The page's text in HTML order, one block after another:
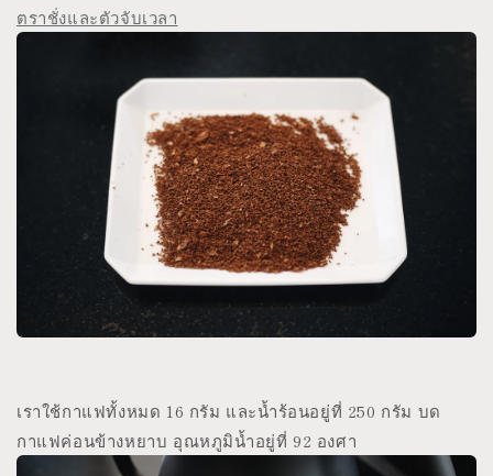
ตราชั่งและตัวจับเวลา
เราใช้กาแฟทั้งหมด 16 กรัม และน้ำร้อนอยู่ที่ 250 กรัม บด
กาแฟค่อนข้างหยาบ อุณหภูมิน้ำอยู่ที่ 92 องศา